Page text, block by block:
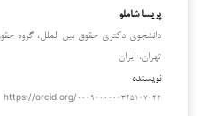
پریسا شاملو
دانشجوی دکتری حقوق بین الملل، گروه
تهران، ایران
نویسنده
https://orcid.org/۰۰۰۹-۰۰۰۰-۳۴۵۱-۷۰۲۲